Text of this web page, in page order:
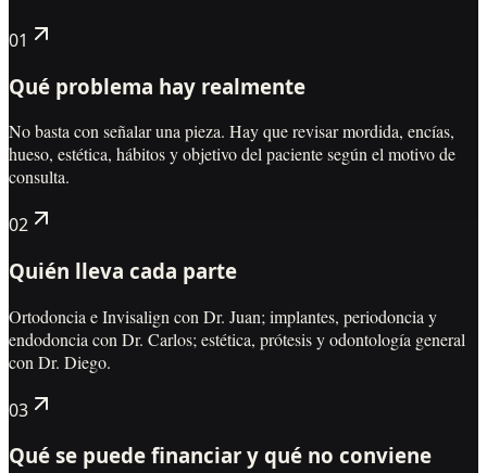
01
Qué problema hay realmente
No basta con señalar una pieza. Hay que revisar mordida, encías,
hueso, estética, hábitos y objetivo del paciente según el motivo de
consulta.
02
Quién lleva cada parte
Ortodoncia e Invisalign con Dr. Juan; implantes, periodoncia y
endodoncia con Dr. Carlos; estética, prótesis y odontología general
con Dr. Diego.
03
Qué se puede financiar y qué no conviene